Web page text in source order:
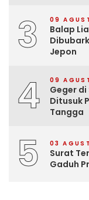
3 09
Balap
Jepon
4 09
Geger di
Ditusuk
Tangga
5 03
Surat
Gaduh